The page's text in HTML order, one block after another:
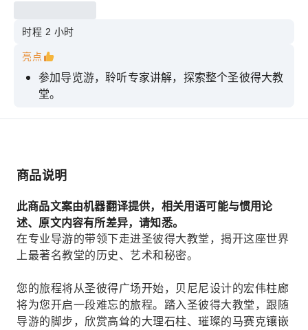
时程 2 小时
亮点
参加导览游，聆听专家讲解，探索整个圣彼得大教
堂。
欣赏米开朗基罗、贝尼尼和其他文艺复兴时期艺术
登上穹顶，饱览罗马和梵蒂冈城全景－门票已包含
体验梵蒂冈核心的艺术与灵性
商品说明
此商品文案由机器翻译提供，相关用语可能与惯用论
述、原文内容有所差异，请知悉。
在专业导游的带领下走进圣彼得大教堂，揭开这座世界
上最著名教堂的历史、艺术和秘密。
您的旅程将从圣彼得广场开始，贝尼尼设计的宏伟柱廊
将为您开启一段难忘的旅程。踏入圣彼得大教堂，跟随
导游的脚步，欣赏高耸的大理石柱、璀璨的马赛克镶嵌